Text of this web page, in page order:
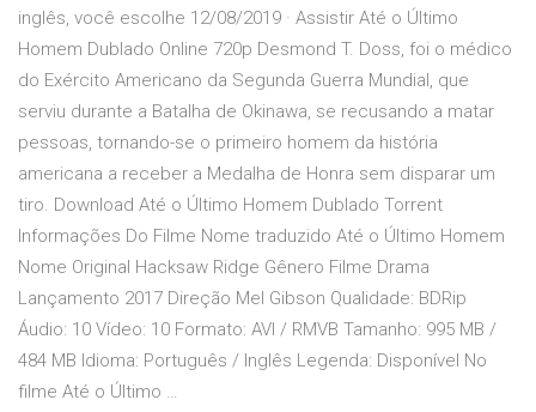
inglês, você escolhe 12/08/2019 · Assistir Até o Último
Homem Dublado Online 720p Desmond T. Doss, foi o médico
do Exército Americano da Segunda Guerra Mundial, que
serviu durante a Batalha de Okinawa, se recusando a matar
pessoas, tornando-se o primeiro homem da história
americana a receber a Medalha de Honra sem disparar um
tiro. Download Até o Último Homem Dublado Torrent
Informações Do Filme Nome traduzido Até o Último Homem
Nome Original Hacksaw Ridge Gênero Filme Drama
Lançamento 2017 Direção Mel Gibson Qualidade: BDRip
Áudio: 10 Vídeo: 10 Formato: AVI / RMVB Tamanho: 995 MB /
484 MB Idioma: Português / Inglês Legenda: Disponível No
filme Até o Último …